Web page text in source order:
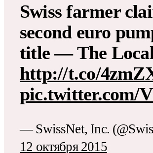
Swiss farmer
second euro
title — The
http://t.co/
pic.twitter.com/
— SwissNet, Inc.
12 октября 2015